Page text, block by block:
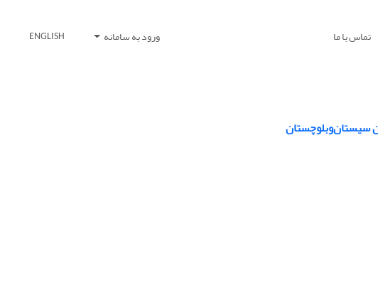
تماس با ما ورود به سامانه ENGLISH
سیستان‌وبلوچستان